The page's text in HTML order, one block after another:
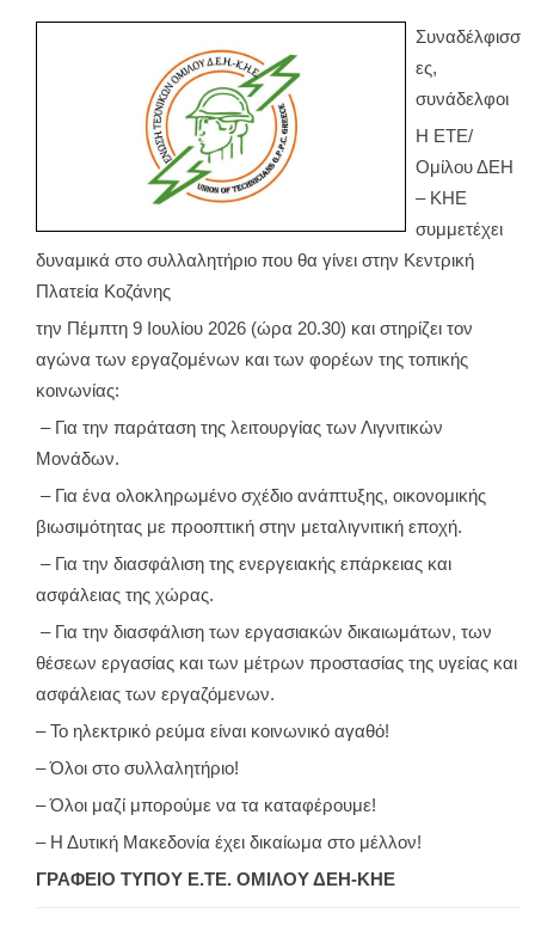
Συναδέλφισσ
ες,
συνάδελφοι
Η ΕΤΕ/
Ομίλου ΔΕΗ
– ΚΗΕ
συμμετέχει
δυναμικά στο συλλαλητήριο που θα γίνει στην Κεντρική
Πλατεία Κοζάνης
την Πέμπτη 9 Ιουλίου 2026 (ώρα 20.30) και στηρίζει τον
αγώνα των εργαζομένων και των φορέων της τοπικής
κοινωνίας:
– Για την παράταση της λειτουργίας των Λιγνιτικών
Μονάδων.
– Για ένα ολοκληρωμένο σχέδιο ανάπτυξης, οικονομικής
βιωσιμότητας με προοπτική στην μεταλιγνιτική εποχή.
– Για την διασφάλιση της ενεργειακής επάρκειας και
ασφάλειας της χώρας.
– Για την διασφάλιση των εργασιακών δικαιωμάτων, των
θέσεων εργασίας και των μέτρων προστασίας της υγείας και
ασφάλειας των εργαζόμενων.
– Το ηλεκτρικό ρεύμα είναι κοινωνικό αγαθό!
– Όλοι στο συλλαλητήριο!
– Όλοι μαζί μπορούμε να τα καταφέρουμε!
– Η Δυτική Μακεδονία έχει δικαίωμα στο μέλλον!
ΓΡΑΦΕΙΟ ΤΥΠΟΥ Ε.ΤΕ. ΟΜΙΛΟΥ ΔΕΗ-ΚΗΕ